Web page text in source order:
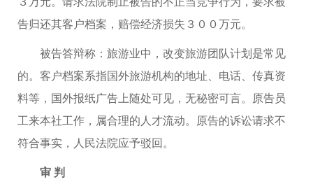
告归还其客户档案，赔偿经济损失３００万元。
被告答辩称：旅游业中，改变旅游团队计划是常见
的。客户档案系指国外旅游机构的地址、电话、传真资
料等，国外报纸广告上随处可见，无秘密可言。原告员
工来本社工作，属合理的人才流动。原告的诉讼请求不
符合事实，人民法院应予驳回。
审 判